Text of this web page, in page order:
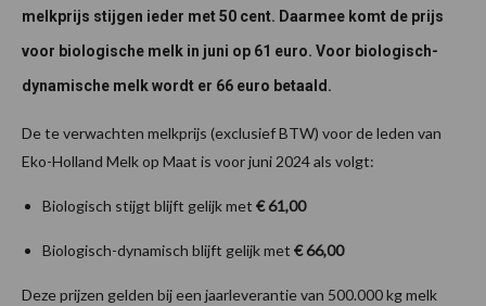
melkprijs stijgen ieder met 50 cent. Daarmee komt de prijs
voor biologische melk in juni op 61 euro. Voor biologisch-
dynamische melk wordt er 66 euro betaald.
De te verwachten melkprijs (exclusief BTW) voor de leden van
Eko-Holland Melk op Maat is voor juni 2024 als volgt:
Biologisch stijgt blijft gelijk met € 61,00
Biologisch-dynamisch blijft gelijk met € 66,00
Deze prijzen gelden bij een jaarleverantie van 500.000 kg melk